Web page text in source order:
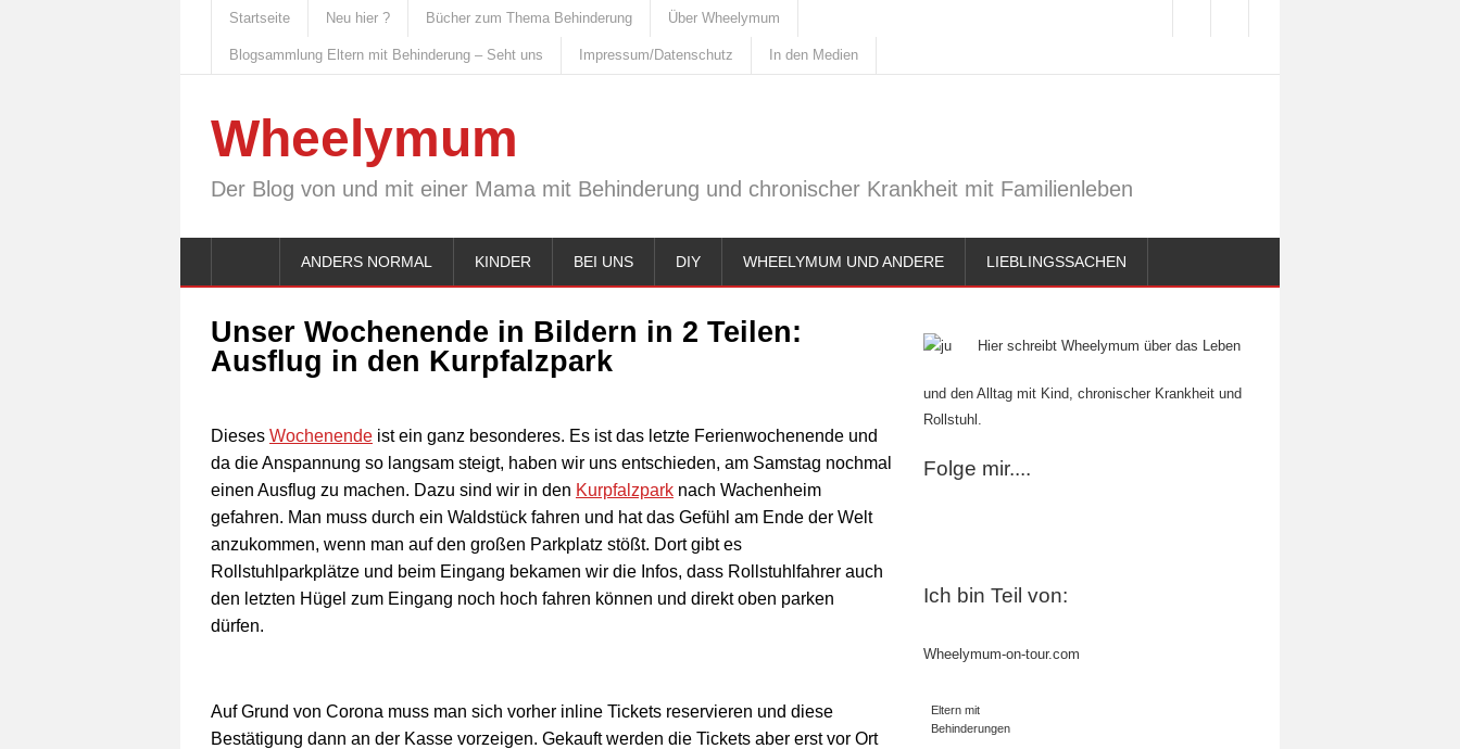
Startseite Neu hier ? Bücher zum Thema Behinderung Über Wheelymum
Blogsammlung Eltern mit Behinderung – Seht uns Impressum/Datenschutz In den Medien
Wheelymum
Der Blog von und mit einer Mama mit Behinderung und chronischer Krankheit mit Familienleben
ANDERS NORMAL KINDER BEI UNS DIY WHEELYMUM UND ANDERE LIEBLINGSSACHEN
Unser Wochenende in Bildern in 2 Teilen:
Ausflug in den Kurpfalzpark
Dieses Wochenende ist ein ganz besonderes. Es ist das letzte Ferienwochenende und
da die Anspannung so langsam steigt, haben wir uns entschieden, am Samstag nochmal
einen Ausflug zu machen. Dazu sind wir in den Kurpfalzpark nach Wachenheim
gefahren. Man muss durch ein Waldstück fahren und hat das Gefühl am Ende der Welt
anzukommen, wenn man auf den großen Parkplatz stößt. Dort gibt es
Rollstuhlparkplätze und beim Eingang bekamen wir die Infos, dass Rollstuhlfahrer auch
den letzten Hügel zum Eingang noch hoch fahren können und direkt oben parken
dürfen.
Auf Grund von Corona muss man sich vorher inline Tickets reservieren und diese
Bestätigung dann an der Kasse vorzeigen. Gekauft werden die Tickets aber erst vor Ort
Hier schreibt Wheelymum über das Leben
und den Alltag mit Kind, chronischer Krankheit und
Rollstuhl.
Folge mir....
Ich bin Teil von:
Wheelymum-on-tour.com
Eltern mit
Behinderungen